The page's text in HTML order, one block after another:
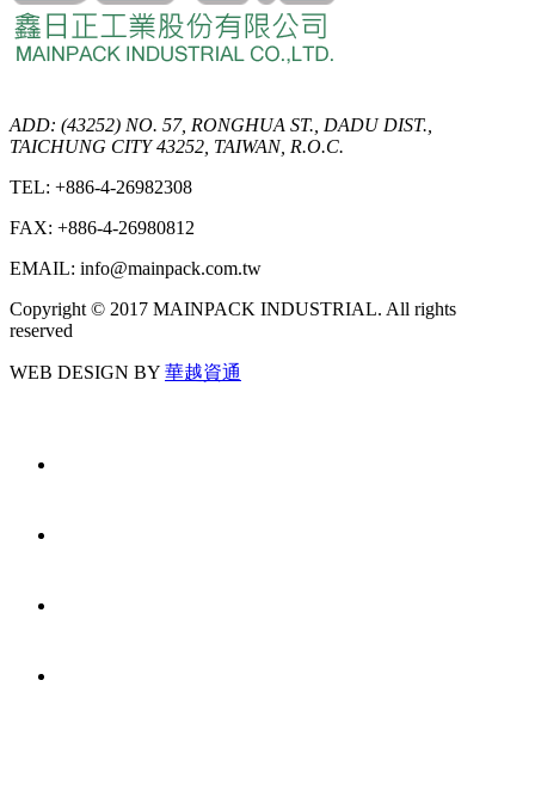
ADD: (43252) NO. 57, RONGHUA ST., DADU DIST.,
TAICHUNG CITY 43252, TAIWAN, R.O.C.
TEL: +886-4-26982308
FAX: +886-4-26980812
EMAIL: info@mainpack.com.tw
Copyright © 2017 MAINPACK INDUSTRIAL. All rights
reserved
WEB DESIGN BY 華越資通